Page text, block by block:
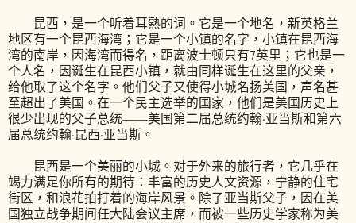
昆西，是一个听着耳熟的词。它是一个地名，新英格兰
地区有一个昆西海湾；它是一个小镇的名字，小镇在昆西海
湾的南岸，因海湾而得名，距离波士顿只有7英里；它也是一
个人名，因诞生在昆西小镇，就由同样诞生在这里的父亲，
给他取了这个名字。他们父子又使得小城名扬美国，声名甚
至超出了美国。在一个民主选举的国家，他们是美国历史上
很少出现的父子总统——美国第二届总统约翰·亚当斯和第六
届总统约翰·昆西·亚当斯。
昆西是一个美丽的小城。对于外来的旅行者，它几乎在
竭力满足你所有的期待：丰富的历史人文资源，宁静的住宅
街区，和浪花拍打着的海岸风景。除了亚当斯父子，因在美
国独立战争期间任大陆会议主席，而被一些历史学家称为美